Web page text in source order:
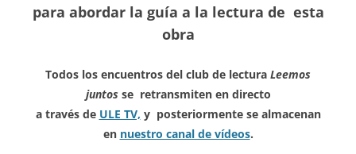
para abordar la guía a la lectura de esta
obra
Todos los encuentros del club de lectura Leemos
juntos se retransmiten en directo
a través de ULE TV, y posteriormente se almacenan
en nuestro canal de vídeos.